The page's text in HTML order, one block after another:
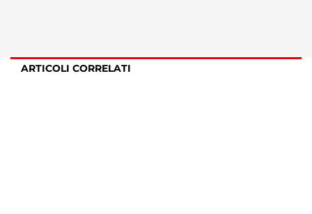
ARTICOLI CORRELATI